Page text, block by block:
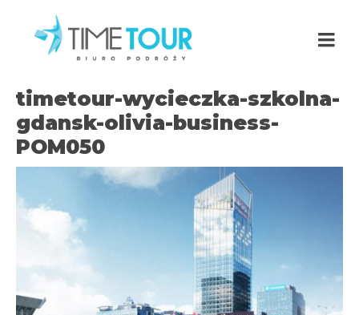
timetour-wycieczka-szkolna-
gdansk-olivia-business-
POM050